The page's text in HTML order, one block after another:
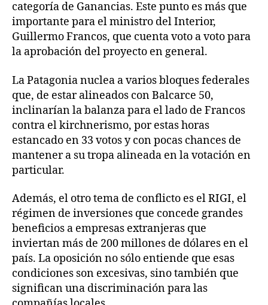
categoría de Ganancias. Este punto es más que
importante para el ministro del Interior,
Guillermo Francos, que cuenta voto a voto para
la aprobación del proyecto en general.
La Patagonia nuclea a varios bloques federales
que, de estar alineados con Balcarce 50,
inclinarían la balanza para el lado de Francos
contra el kirchnerismo, por estas horas
estancado en 33 votos y con pocas chances de
mantener a su tropa alineada en la votación en
particular.
Además, el otro tema de conflicto es el RIGI, el
régimen de inversiones que concede grandes
beneficios a empresas extranjeras que
inviertan más de 200 millones de dólares en el
país. La oposición no sólo entiende que esas
condiciones son excesivas, sino también que
significan una discriminación para las